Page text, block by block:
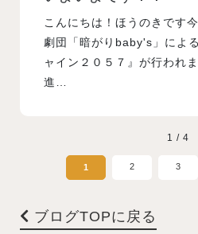
こんにちは！ほうのきです
劇団「暗がりbaby's」によ
ャイン２０５７』が行われ
進…
1 / 4
1 2 3
ブログTOPに戻る